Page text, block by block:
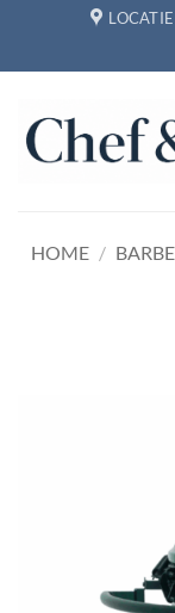
inhoud
LOCATIE
HOME /